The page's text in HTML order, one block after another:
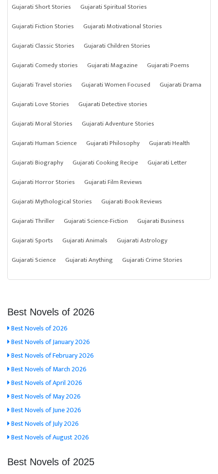
Gujarati Short Stories
Gujarati Spiritual Stories
Gujarati Fiction Stories
Gujarati Motivational Stories
Gujarati Classic Stories
Gujarati Children Stories
Gujarati Comedy stories
Gujarati Magazine
Gujarati Poems
Gujarati Travel stories
Gujarati Women Focused
Gujarati Drama
Gujarati Love Stories
Gujarati Detective stories
Gujarati Moral Stories
Gujarati Adventure Stories
Gujarati Human Science
Gujarati Philosophy
Gujarati Health
Gujarati Biography
Gujarati Cooking Recipe
Gujarati Letter
Gujarati Horror Stories
Gujarati Film Reviews
Gujarati Mythological Stories
Gujarati Book Reviews
Gujarati Thriller
Gujarati Science-Fiction
Gujarati Business
Gujarati Sports
Gujarati Animals
Gujarati Astrology
Gujarati Science
Gujarati Anything Gujarati Crime Stories
Best Novels of 2026
Best Novels of 2026
Best Novels of January 2026
Best Novels of February 2026
Best Novels of March 2026
Best Novels of April 2026
Best Novels of May 2026
Best Novels of June 2026
Best Novels of July 2026
Best Novels of August 2026
Best Novels of 2025